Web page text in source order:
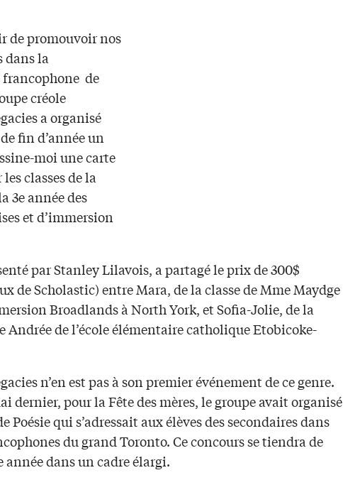
de promouvoir nos
dans la
de
créole
a organisé
fin d’année un
moi une carte
classes de la
3e année des
et d’immersion
par Stanley Lilavois, a partagé le prix de 300$
de Scholastic) entre Mara, de la classe de Mme Maydge
Broadlands à North York, et Sofia-Jolie, de la
Andrée de l’école élémentaire catholique Etobicoke-
n’en est pas à son premier événement de ce genre.
dernier, pour la Fête des mères, le groupe avait organisé
Poésie qui s’adressait aux élèves des secondaires dans
du grand Toronto. Ce concours se tiendra de
année dans un cadre élargi.